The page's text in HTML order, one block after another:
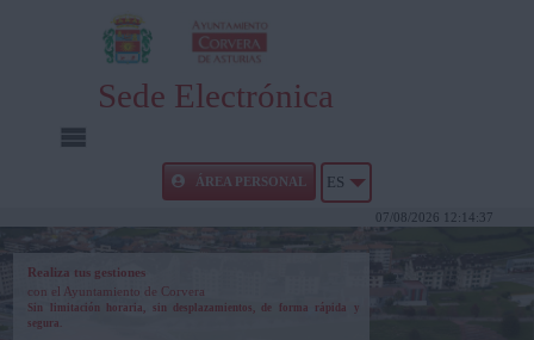
Sede Electrónica
INICIO
CARPETA CIUDADANA
ÁREA PERSONAL ES
07/08/2026 12:14:37
Realiza tus gestiones
con el Ayuntamiento de Corvera
Sin limitación horaria, sin desplazamientos, de forma rápida y
segura.